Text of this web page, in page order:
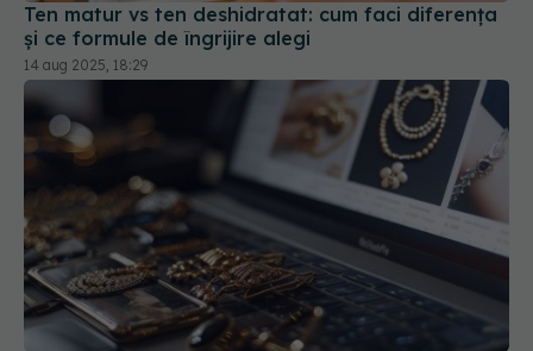
Ten matur vs ten deshidratat: cum faci diferența
și ce formule de îngrijire alegi
14 aug 2025, 18:29